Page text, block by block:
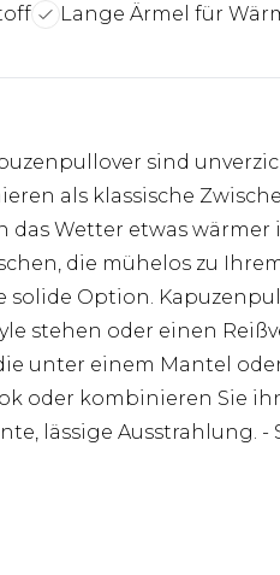
Lange Ärmel für
sind
als klassische
Wetter etwas wärmer
die mühelos zu
solide Option.
stehen oder einen
unter einem Mantel
oder kombinieren Sie
lässige Ausstrahlung. -